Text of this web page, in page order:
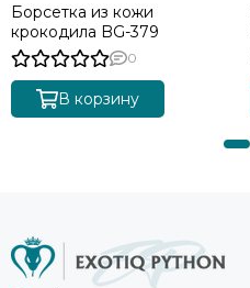
Борсетка из кожи
крокодила BG-379
0
В корзину